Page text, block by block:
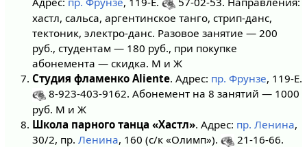
хастл, сальса, аргентинское танго, стрип-данс,
тектоник, электро-данс. Разовое занятие — 200
руб., студентам — 180 руб., при покупке
абонемента — скидка. М и Ж
Студия фламенко Aliente. Адрес: пр. Фрунзе, 119-Е.
8-923-403-9162. Абонемент на 8 занятий — 1000
руб. М и Ж
Школа парного танца «Хастл». Адрес: пр. Ленина,
30/2, пр. Ленина, 160 (с/к «Олимп»).
21-16-66.